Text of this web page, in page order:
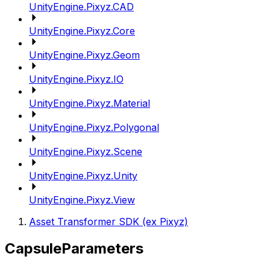
UnityEngine.Pixyz.CAD
UnityEngine.Pixyz.Core
UnityEngine.Pixyz.Geom
UnityEngine.Pixyz.IO
UnityEngine.Pixyz.Material
UnityEngine.Pixyz.Polygonal
UnityEngine.Pixyz.Scene
UnityEngine.Pixyz.Unity
UnityEngine.Pixyz.View
Asset Transformer SDK (ex Pixyz)
CapsuleParameters